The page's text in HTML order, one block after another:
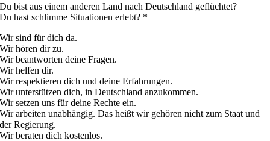
Du bist aus einem anderen Land nach Deutschland geflüchtet?
Du hast schlimme Situationen erlebt? *
Wir sind für dich da.
Wir hören dir zu.
Wir beantworten deine Fragen.
Wir helfen dir.
Wir respektieren dich und deine Erfahrungen.
Wir unterstützen dich, in Deutschland anzukommen.
Wir setzen uns für deine Rechte ein.
Wir arbeiten unabhängig. Das heißt wir gehören nicht zum Staat und
der Regierung.
Wir beraten dich kostenlos.